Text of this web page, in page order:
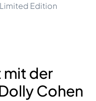
Limited Edition
mit der
Cohen